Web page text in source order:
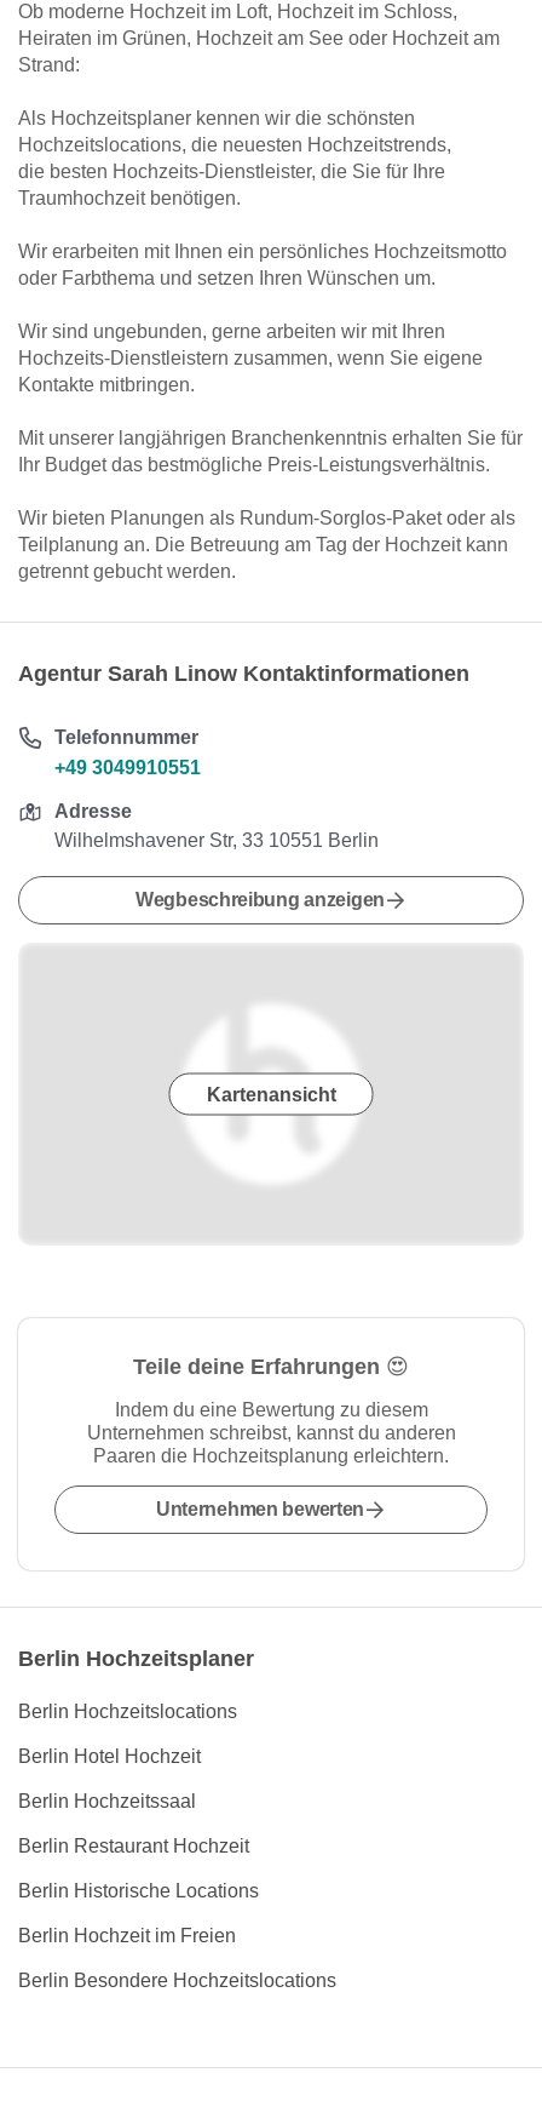
Ob moderne Hochzeit im Loft, Hochzeit im Schloss,
Heiraten im Grünen, Hochzeit am See oder Hochzeit am
Strand:
Als Hochzeitsplaner kennen wir die schönsten
Hochzeitslocations, die neuesten Hochzeitstrends,
die besten Hochzeits-Dienstleister, die Sie für Ihre
Traumhochzeit benötigen.
Wir erarbeiten mit Ihnen ein persönliches Hochzeitsmotto
oder Farbthema und setzen Ihren Wünschen um.
Wir sind ungebunden, gerne arbeiten wir mit Ihren
Hochzeits-Dienstleistern zusammen, wenn Sie eigene
Kontakte mitbringen.
Mit unserer langjährigen Branchenkenntnis erhalten Sie für
Ihr Budget das bestmögliche Preis-Leistungsverhältnis.
Wir bieten Planungen als Rundum-Sorglos-Paket oder als
Teilplanung an. Die Betreuung am Tag der Hochzeit kann
getrennt gebucht werden.
Agentur Sarah Linow Kontaktinformationen
Telefonnummer
+49 3049910551
Adresse
Wilhelmshavener Str, 33 10551 Berlin
Wegbeschreibung anzeigen
Kartenansicht
Teile deine Erfahrungen 😍
Indem du eine Bewertung zu diesem
Unternehmen schreibst, kannst du anderen
Paaren die Hochzeitsplanung erleichtern.
Unternehmen bewerten
Berlin Hochzeitsplaner
Berlin Hochzeitslocations
Berlin Hotel Hochzeit
Berlin Hochzeitssaal
Berlin Restaurant Hochzeit
Berlin Historische Locations
Berlin Hochzeit im Freien
Berlin Besondere Hochzeitslocations